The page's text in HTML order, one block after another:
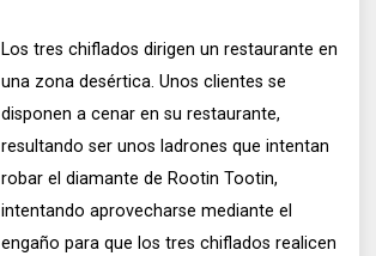
Los tres chiflados dirigen un restaurante en
una zona desértica. Unos clientes se
disponen a cenar en su restaurante,
resultando ser unos ladrones que intentan
robar el diamante de Rootin Tootin,
intentando aprovecharse mediante el
engaño para que los tres chiflados realicen